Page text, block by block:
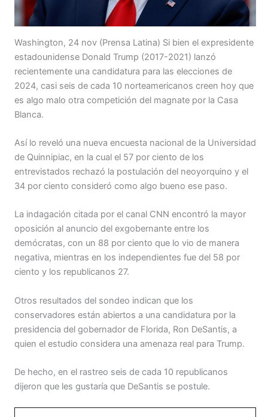
Washington, 24 nov (Prensa Latina) Si bien el expresidente
estadounidense Donald Trump (2017-2021) lanzó
recientemente una candidatura para las elecciones de
2024, casi seis de cada 10 norteamericanos creen hoy que
es algo malo otra competición del magnate por la Casa
Blanca.
Así lo reveló una nueva encuesta nacional de la Universidad
de Quinnipiac, en la cual el 57 por ciento de los
entrevistados rechazó la postulación del neoyorquino y el
34 por ciento consideró como algo bueno ese paso.
La indagación citada por el canal CNN encontró la mayor
oposición al anuncio del exgobernante entre los
demócratas, con un 88 por ciento que lo vio de manera
negativa, mientras en los independientes fue del 58 por
ciento y los republicanos 27.
Otros resultados del sondeo indican que los
conservadores están abiertos a una candidatura por la
presidencia del gobernador de Florida, Ron DeSantis, a
quien el estudio considera una amenaza real para Trump.
De hecho, en el rastreo seis de cada 10 republicanos
dijeron que les gustaría que DeSantis se postule.